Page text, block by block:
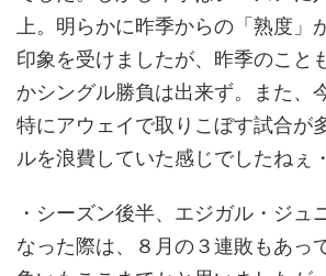
上。明らかに昨季からの「熟度」
印象を受けましたが、昨季のこと
かシングル勝負は出来ず。また、
特にアウェイで取りこぼす試合が
ルを浪費していた感じでしたねぇ
・シーズン後半、エジガル・ジュ
なった際は、８月の３連敗もあっ